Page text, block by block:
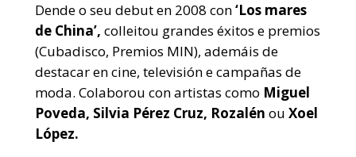
Dende o seu debut en 2008 con‘Los mares
de China’, colleitou grandes éxitos e premios
(Cubadisco, Premios MIN), ademáis de
destacar en cine, televisión e campañas de
moda. Colaborou con artistas como Miguel
Poveda, Silvia Pérez Cruz, Rozalén ou Xoel
López.